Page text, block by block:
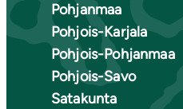
Pohjanmaa
Pohjois-Karjala
Pohjois-Pohjanmaa
Pohjois-Savo
Satakunta